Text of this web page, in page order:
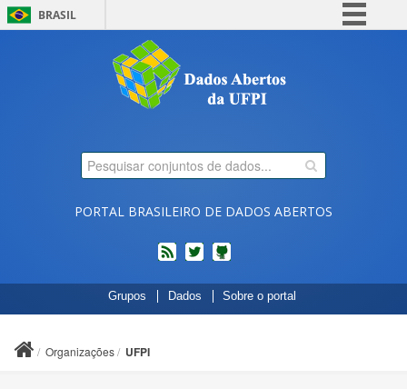
BRASIL
Comunica BR
Participe
Legislação
PORTAL BRASILEIRO DE DADOS ABERTOS
feed twitterCódigos
fonte
de
Grupos Dados Sobre o portal
Organizações UFPI